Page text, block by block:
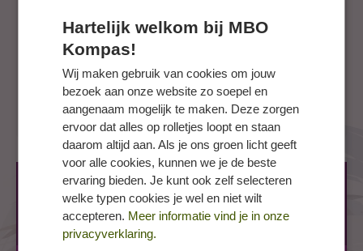
te wachten.
De kaart wordt niet weergegeven omdat je geen
toestemming hebt gegeven voor voorkeurs-
cookies.Toestemming wijzigen
Yuverta mbo - Tuin en landschap
Boomverzorging / European Treeworker (ETW)
MBO-3
2 - 3 jaar BBL, BOL
Hartelijk welkom bij MBO
Kompas!
Wij maken gebruik van cookies om jouw
bezoek aan onze website zo soepel en
aangenaam mogelijk te maken. Deze zorgen
ervoor dat alles op rolletjes loopt en staan
daarom altijd aan. Als je ons groen licht geeft
voor alle cookies, kunnen we je de beste
ervaring bieden. Je kunt ook zelf selecteren
welke typen cookies je wel en niet wilt
accepteren. Meer informatie vind je in onze
privacyverklaring.